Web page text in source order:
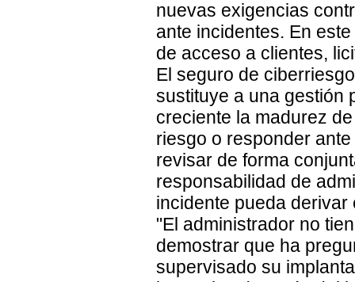
nuevas exigencias
ante incidentes. En
de acceso a clientes,
El seguro de
sustituye a una gestión
creciente la madurez
riesgo o responder
revisar de forma
responsabilidad de
incidente pueda
"El administrador no
demostrar que ha
supervisado su